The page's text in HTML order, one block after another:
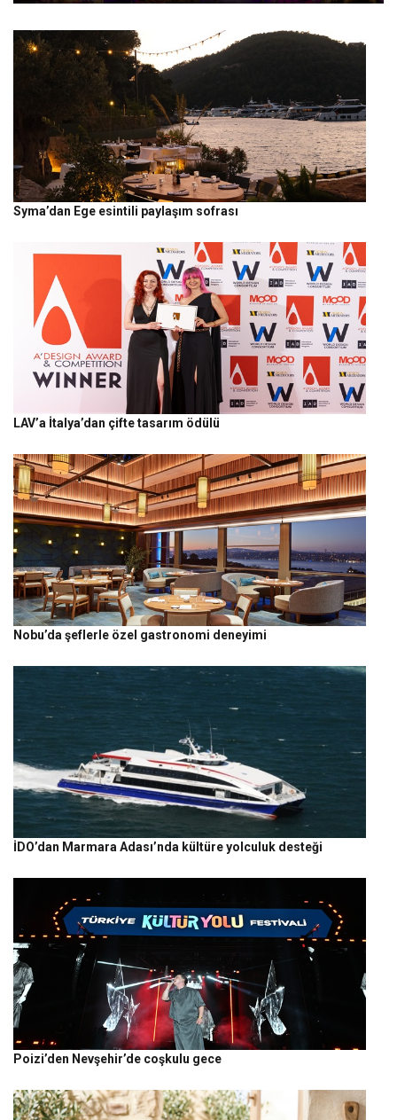
Syma’dan Ege esintili paylaşım sofrası
LAV’a İtalya’dan çifte tasarım ödülü
Nobu’da şeflerle özel gastronomi deneyimi
İDO’dan Marmara Adası’nda kültüre yolculuk desteği
Poizi’den Nevşehir’de coşkulu gece